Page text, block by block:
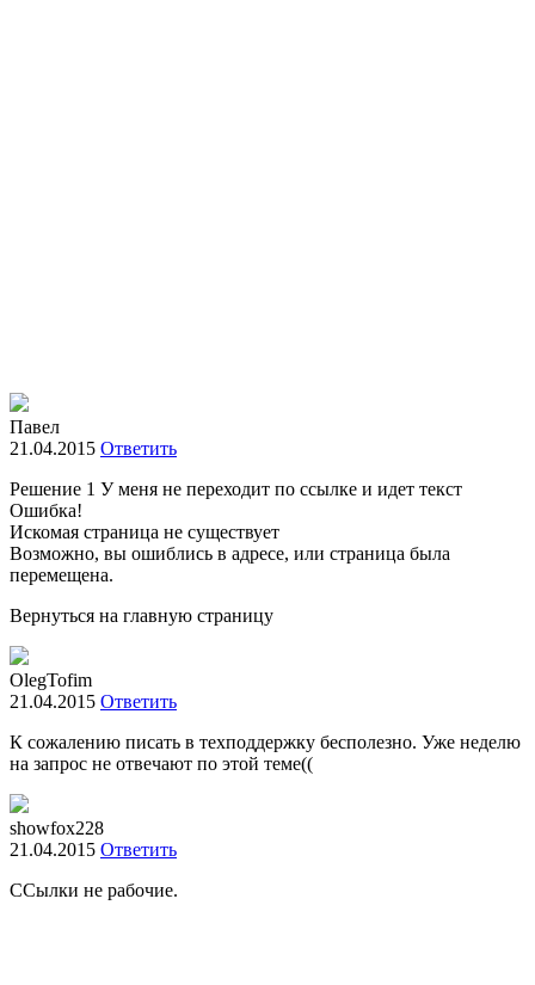
Павел
21.04.2015 Ответить
Решение 1 У меня не переходит по ссылке и идет текст
Ошибка!
Искомая страница не существует
Возможно, вы ошиблись в адресе, или страница была
перемещена.
Вернуться на главную страницу
OlegTofim
21.04.2015 Ответить
К сожалению писать в техподдержку бесполезно. Уже неделю
на запрос не отвечают по этой теме((
showfox228
21.04.2015 Ответить
ССылки не рабочие.